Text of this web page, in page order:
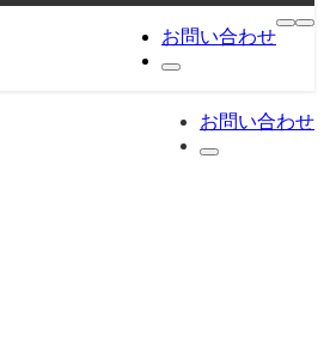
お問い合わせ
お問い合わせ